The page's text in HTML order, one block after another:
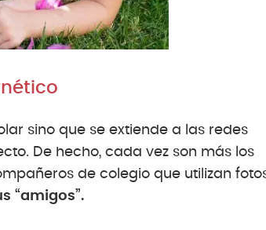
sino que se extiende a las redes
De hecho, cada vez son más los
de colegio que utilizan
“amigos”.